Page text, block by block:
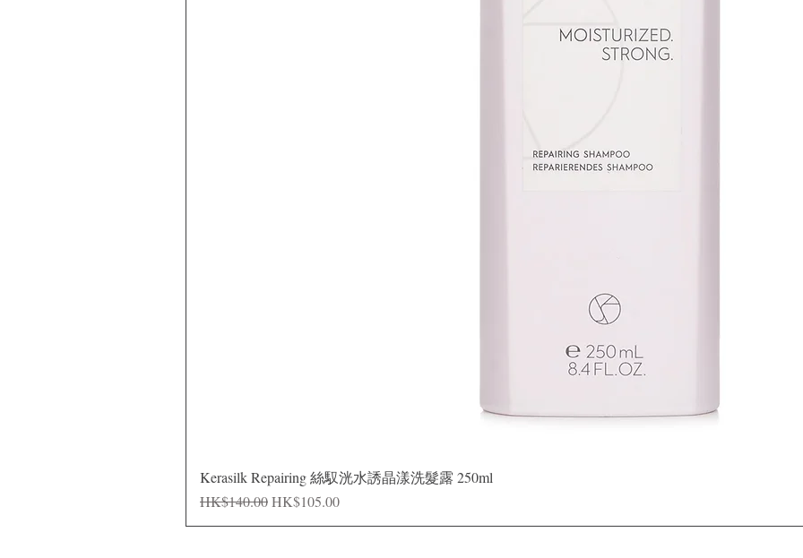
Kerasilk Repairing 絲馭洸水誘晶漾洗髮露 250ml
一般價格
HK$140.00促銷價格
HK$105.00